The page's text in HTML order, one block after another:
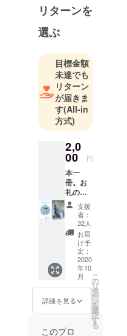
リターンを
選ぶ
目標金額
未達でも
リターン
が届きま
す(All-in
方式)
2,0
00 円
本一
冊。お
礼の
メー
ル。
『種の
起源の
犬』ポ
スト
カード
支援
者：
32人
お届
け予
定：
2020
年10
月
詳細を見る
こ
の
リ
タ
ー
ン
を
選
択
す
る
このプロ